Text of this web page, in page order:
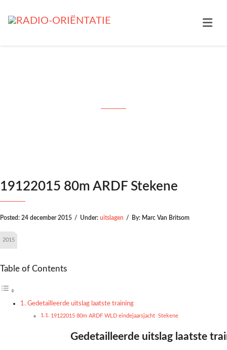
19122015 80m ARDF Stekene
Posted: 24 december 2015 / Under: uitslagen / By: Marc Van Britsom
2015
Table of Contents
Gedetailleerde uitslag laatste training
19122015 80m ARDF WLD eindejaarsjacht Stekene
Gedetailleerde uitslag laatste